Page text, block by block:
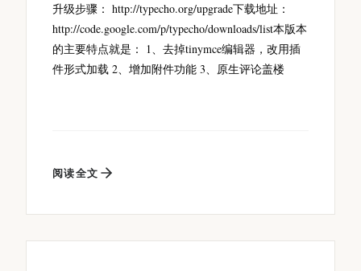
升级步骤： http://typecho.org/upgrade下载地址：
http://code.google.com/p/typecho/downloads/list本版本
的主要特点就是： 1、去掉tinymce编辑器，改用插
件形式加载 2、增加附件功能 3、原生评论盖楼
阅读全文